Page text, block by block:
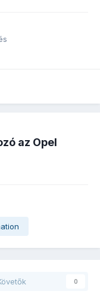
az Opel
0